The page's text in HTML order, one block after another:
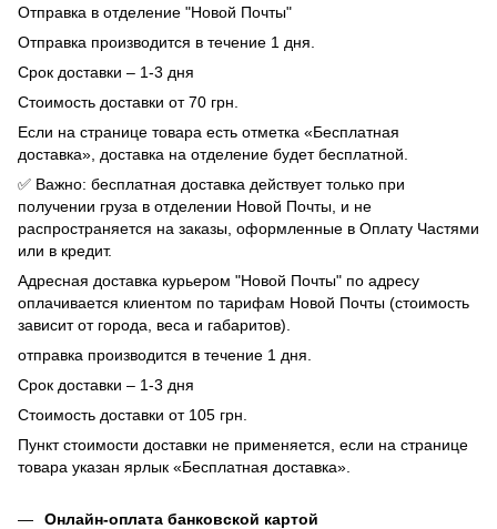
Отправка в отделение "Новой Почты"
Отправка производится в течение 1 дня.
Срок доставки – 1-3 дня
Стоимость доставки от 70 грн.
Если на странице товара есть отметка «Бесплатная
доставка», доставка на отделение будет бесплатной.
✅ Важно: бесплатная доставка действует только при
получении груза в отделении Новой Почты, и не
распространяется на заказы, оформленные в Оплату Частями
или в кредит.
Адресная доставка курьером "Новой Почты" по адресу
оплачивается клиентом по тарифам Новой Почты (стоимость
зависит от города, веса и габаритов).
отправка производится в течение 1 дня.
Срок доставки – 1-3 дня
Стоимость доставки от 105 грн.
Пункт стоимости доставки не применяется, если на странице
товара указан ярлык «Бесплатная доставка».
Онлайн-оплата банковской картой